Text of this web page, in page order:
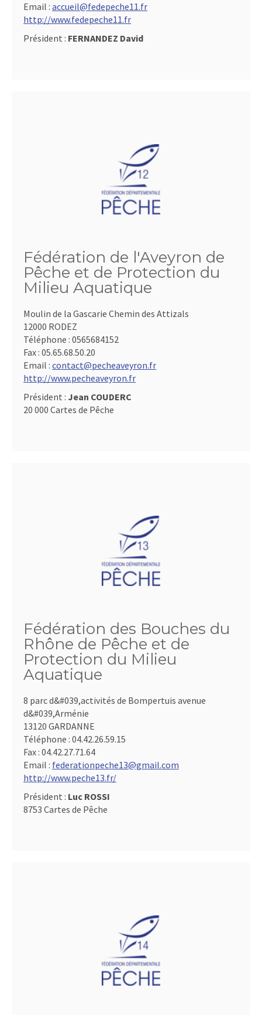
Email : accueil@fedepeche11.fr
http://www.fedepeche11.fr
Président : FERNANDEZ David
Fédération de l'Aveyron de
Pêche et de Protection du
Milieu Aquatique
Moulin de la Gascarie Chemin des Attizals
12000 RODEZ
Téléphone : 0565684152
Fax : 05.65.68.50.20
Email : contact@pecheaveyron.fr
http://www.pecheaveyron.fr
Président : Jean COUDERC
20 000 Cartes de Pêche
Fédération des Bouches du
Rhône de Pêche et de
Protection du Milieu
Aquatique
8 parc d&#039,activités de Bompertuis avenue
d&#039,Arménie
13120 GARDANNE
Téléphone : 04.42.26.59.15
Fax : 04.42.27.71.64
Email : federationpeche13@gmail.com
http://www.peche13.fr/
Président : Luc ROSSI
8753 Cartes de Pêche